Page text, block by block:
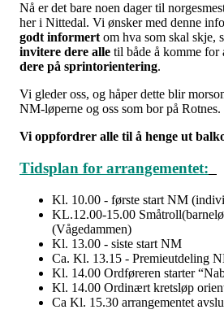
Nå er det bare noen dager til
her i Nittedal. Vi ønsker med denne
godt informertom hva som skal skje,
invitere dere alle til både å komme for
dere på sprintorientering.
Vi gleder oss, og håper dette blir
NM-løperne og oss som bor på Rotnes.
Vi oppfordrer alle til å henge ut
Tidsplan for arrangementet:
Kl. 10.00 - første start NM
KL.12.00-15.00
(Vågedammen)
Kl. 13.00 - siste start NM
Ca. Kl. 13.15 - Premieutdeling
Kl. 14.00 Ordføreren starter
Kl. 14.00 Ordinært kretsløp
Ca Kl. 15.30 arrangementet